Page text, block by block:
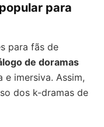
para
para fãs de
de doramas
imersiva. Assim,
dos k-dramas de